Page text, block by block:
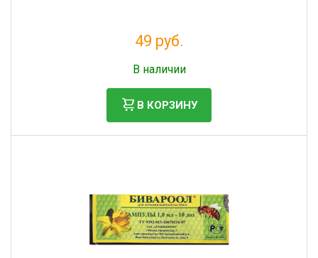
49 руб.
В наличии
В КОРЗИНУ